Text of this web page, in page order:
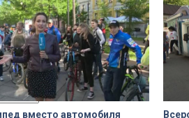
and close the window.
вместо автомобиля